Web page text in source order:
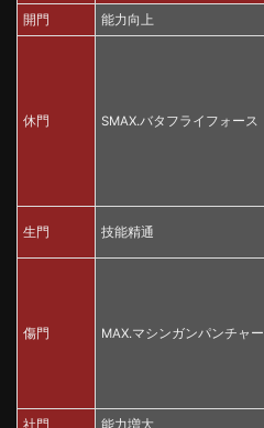
開門 能力向上
休門 SMAX.バタフライフォース
生門 技能精通
傷門 MAX.マシンガンパンチャー
社門 能力増大